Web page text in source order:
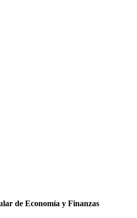
de Economía y Finanzas